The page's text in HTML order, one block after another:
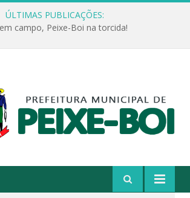
ÚLTIMAS PUBLICAÇÕES:
campo, Peixe-Boi na torcida!